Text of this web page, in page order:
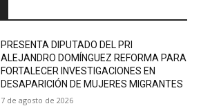
PRESENTA DIPUTADO DEL PRI
ALEJANDRO DOMÍNGUEZ REFORMA PARA
FORTALECER INVESTIGACIONES EN
DESAPARICIÓN DE MUJERES MIGRANTES
7 de agosto de 2026